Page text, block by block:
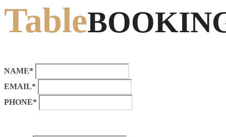
Table
NAME*
EMAIL*
PHONE*